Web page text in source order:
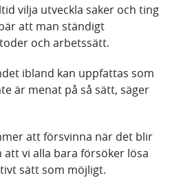
vilja utveckla saker och ting
att man ständigt
och arbetssätt.
ibland kan uppfattas som
är menat på så sätt, säger
att försvinna när det blir
vi alla bara försöker lösa
sätt som möjligt.